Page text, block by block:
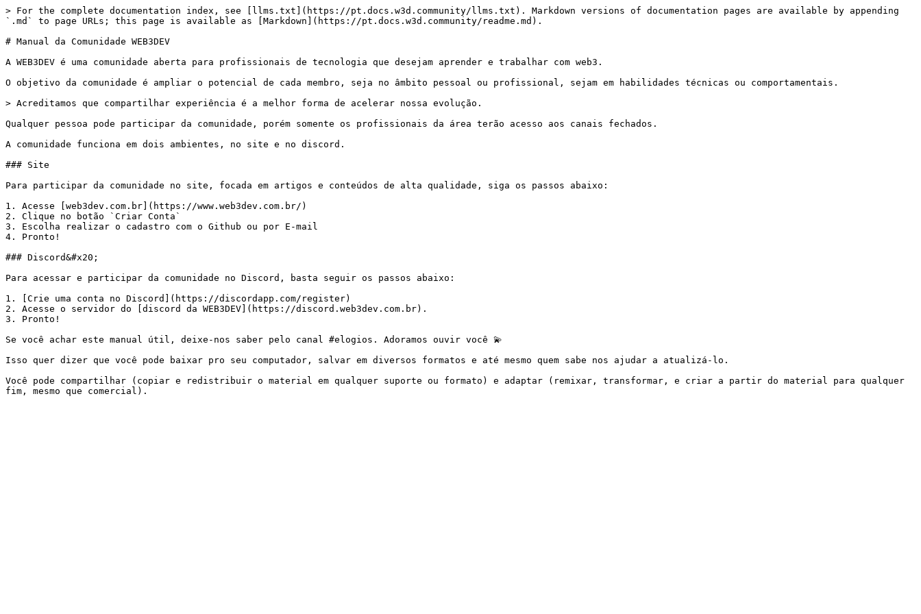
> For the complete documentation index, see [llms.txt](https://pt.docs.w3d.community/llms.txt). Markdown versions of documentation pages are available by appending
`.md` to page URLs; this page is available as [Markdown](https://pt.docs.w3d.community/readme.md).
# Manual da Comunidade WEB3DEV
A WEB3DEV é uma comunidade aberta para profissionais de tecnologia que desejam aprender e trabalhar com web3.
O objetivo da comunidade é ampliar o potencial de cada membro, seja no âmbito pessoal ou profissional, sejam em habilidades técnicas ou comportamentais.
> Acreditamos que compartilhar experiência é a melhor forma de acelerar nossa evolução.
Qualquer pessoa pode participar da comunidade, porém somente os profissionais da área terão acesso aos canais fechados.
A comunidade funciona em dois ambientes, no site e no discord.
### Site
Para participar da comunidade no site, focada em artigos e conteúdos de alta qualidade, siga os passos abaixo:
1. Acesse [web3dev.com.br](https://www.web3dev.com.br/)
2. Clique no botão `Criar Conta`
3. Escolha realizar o cadastro com o Github ou por E-mail
4. Pronto!
### Discord&#x20;
Para acessar e participar da comunidade no Discord, basta seguir os passos abaixo:
1. [Crie uma conta no Discord](https://discordapp.com/register)​
2. Acesse o servidor do [discord da WEB3DEV](https://discord.web3dev.com.br).
3. Pronto!
Se você achar este manual útil, deixe-nos saber pelo canal #elogios. Adoramos ouvir você 💫
Isso quer dizer que você pode baixar pro seu computador, salvar em diversos formatos e até mesmo quem sabe nos ajudar a atualizá-lo.
Você pode compartilhar (copiar e redistribuir o material em qualquer suporte ou formato) e adaptar (remixar, transformar, e criar a partir do material para qualquer